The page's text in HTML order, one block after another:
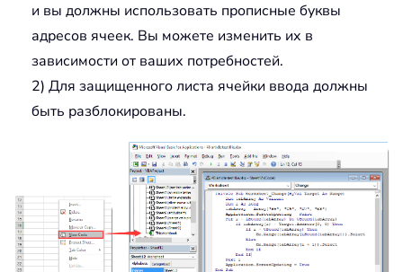
и вы должны использовать прописные буквы
адресов ячеек. Вы можете изменить их в
зависимости от ваших потребностей.
2) Для защищенного листа ячейки ввода должны
быть разблокированы.